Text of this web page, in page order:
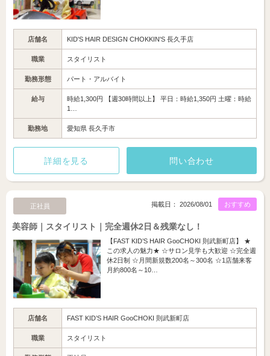
店舗名 KID'S HAIR DESIGN CHOKKIN'S 長久手店
職業 スタイリスト
勤務形態 パート・アルバイト
給与
時給1,300円 【週30時間以上】 平日：時給1,350円 土曜：時給
1…
勤務地 愛知県 長久手市
詳細を見る 問い合わせ
正社員 おすすめ
掲載日： 2026/08/01
美容師｜スタイリスト｜完全週休2日＆残業なし！
【FAST KID’S HAIR GooCHOKI 則武新町店】 ★
この求人の魅力★ ☆サロン見学も大歓迎 ☆完全週
休2日制 ☆月間新規数200名～300名 ☆1店舗来客
月約800名～10…
店舗名 FAST KID’S HAIR GooCHOKI 則武新町店
職業 スタイリスト